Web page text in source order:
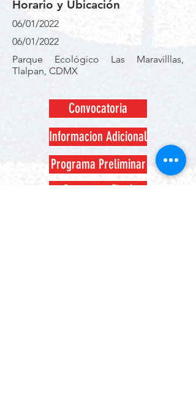
Horario y Ubicación
06/01/2022
06/01/2022
Parque Ecológico Las Maravilllas,
Tlalpan, CDMX
Convocatoria
Informacion Adicional
Programa Preliminar
Programa Final